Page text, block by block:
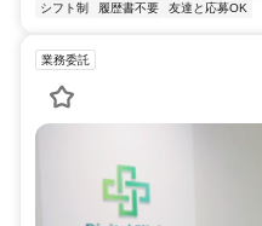
シフト制
履歴書不要 友達と応募OK
業務委託